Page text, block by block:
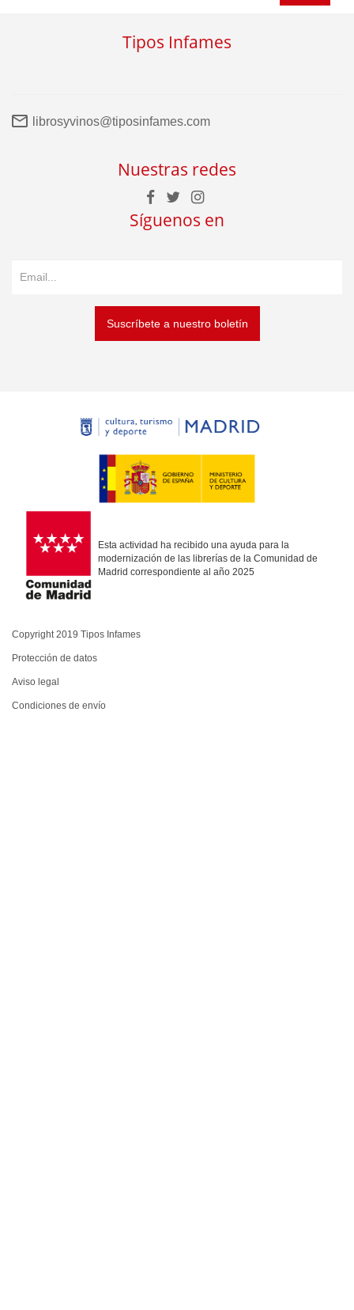
Tipos Infames
librosyvinos@tiposinfames.com
Nuestras redes
Síguenos en
Suscríbete a nuestro boletín
Esta actividad ha recibido una ayuda para la
modernización de las librerías de la Comunidad de
Madrid correspondiente al año 2025
Copyright 2019 Tipos Infames
Protección de datos
Aviso legal
Condiciones de envío